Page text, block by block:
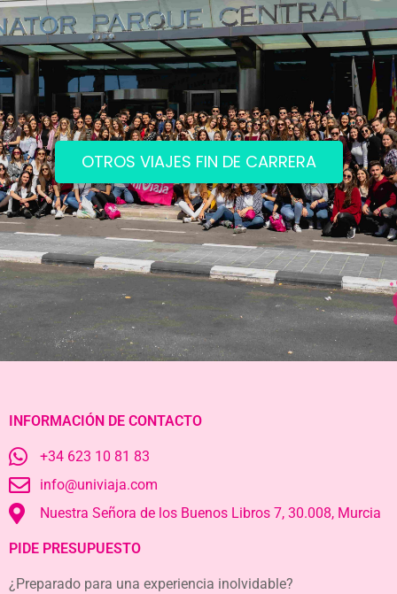
OTROS VIAJES FIN DE CARRERA
INFORMACIÓN DE CONTACTO
+34 623 10 81 83
info@univiaja.com
Nuestra Señora de los Buenos Libros 7, 30.008, Murcia
PIDE PRESUPUESTO
¿Preparado para una experiencia inolvidable?